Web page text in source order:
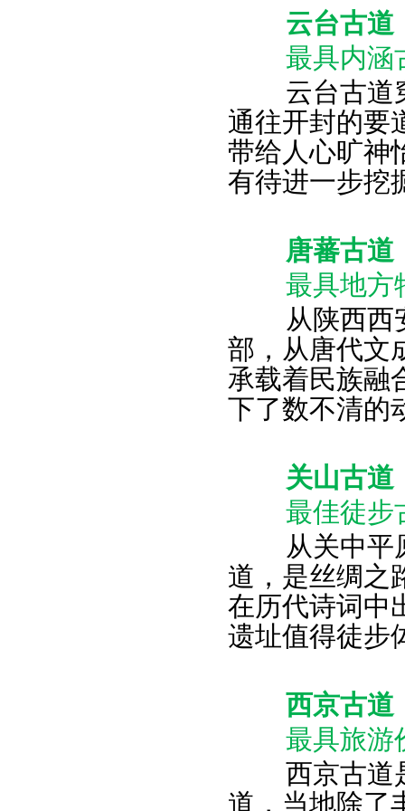
云台古道
最具内涵
云台古道穿
通往开封的要
带给人心旷神
有待进一步挖
唐蕃古道
最具地方
从陕西西安
部，从唐代文
承载着民族融
下了数不清的
关山古道
最佳徒步
从关中平原
道，是丝绸之
在历代诗词中
遗址值得徒步
西京古道
最具旅游
西京古道是
道，当地除了